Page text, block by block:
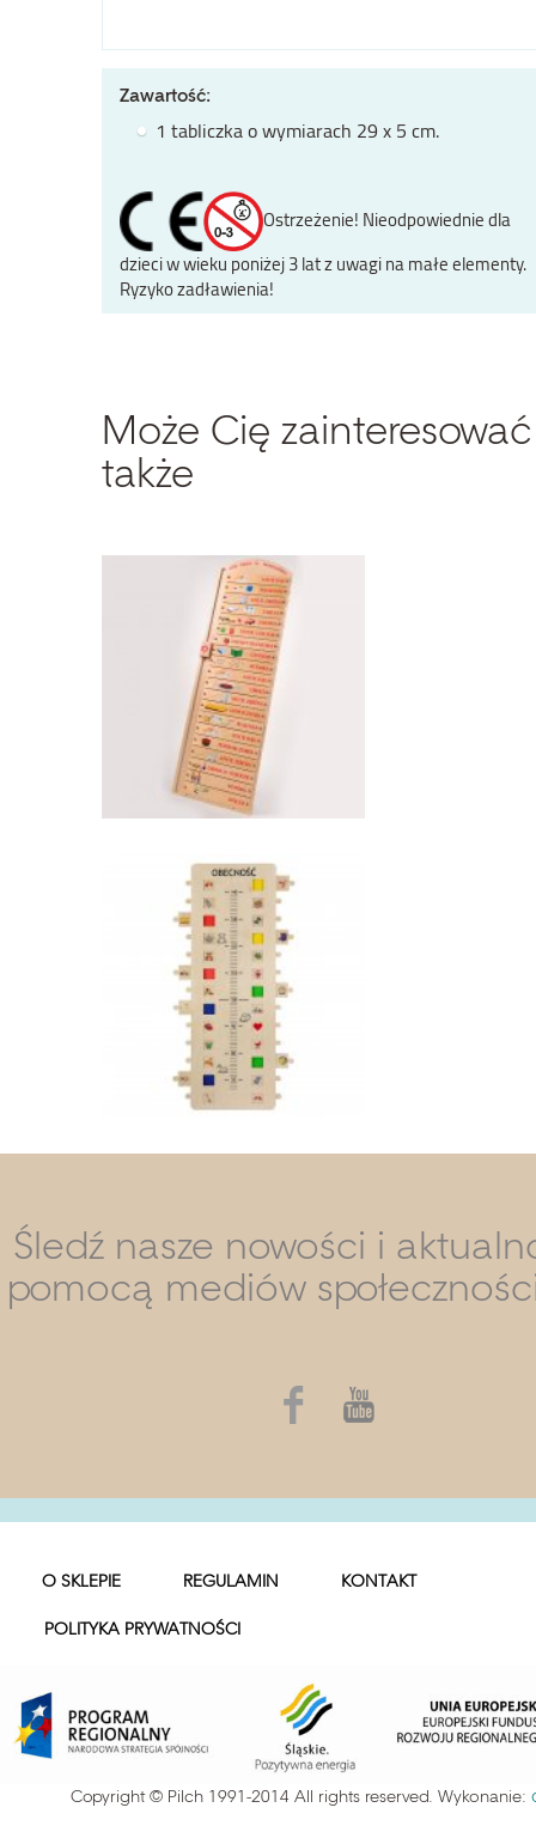
Zawartość:
1 tabliczka o wymiarach 29 x 5 cm.
Ostrzeżenie! Nieodpowiednie dla
dzieci w wieku poniżej 3 lat z uwagi na małe elementy.
Ryzyko zadławienia!
Może Cię zainteresować
także
Śledź nasze nowości i
pomocą mediów
O SKLEPIE REGULAMIN KONTAKT
POLITYKA PRYWATNOŚCI
Copyright © Pilch 1991-2014 All rights reserved. Wykonanie: